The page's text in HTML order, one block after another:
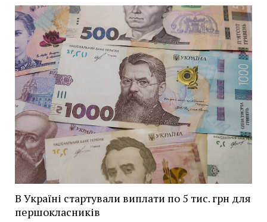
В Україні стартували виплати по 5 тис. грн для
першокласників